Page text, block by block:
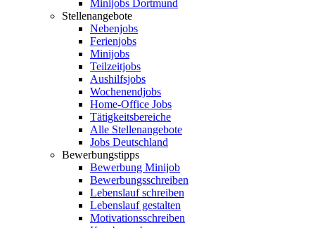
Minijobs Dortmund
Stellenangebote
Nebenjobs
Ferienjobs
Minijobs
Teilzeitjobs
Aushilfsjobs
Wochenendjobs
Home-Office Jobs
Tätigkeitsbereiche
Alle Stellenangebote
Jobs Deutschland
Bewerbungstipps
Bewerbung Minijob
Bewerbungsschreiben
Lebenslauf schreiben
Lebenslauf gestalten
Motivationsschreiben